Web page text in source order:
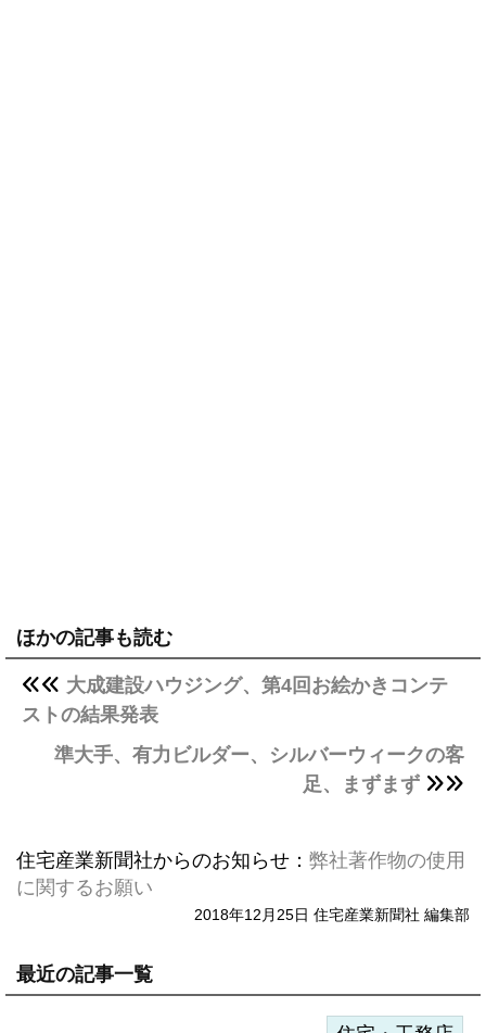
ほかの記事も読む
大成建設ハウジング、第4回お絵かきコンテ
ストの結果発表
準大手、有力ビルダー、シルバーウィークの客
足、まずまず
住宅産業新聞社からのお知らせ： 弊社著作物の使用
に関するお願い
2018年12月25日 住宅産業新聞社 編集部
最近の記事一覧